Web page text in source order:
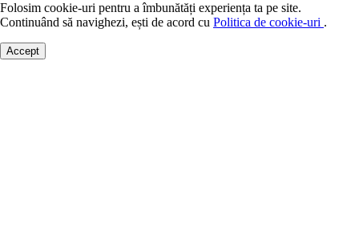
Folosim cookie-uri pentru a îmbunătăți experiența ta pe site.
Continuând să navighezi, ești de acord cu Politica de cookie-uri .
Accept